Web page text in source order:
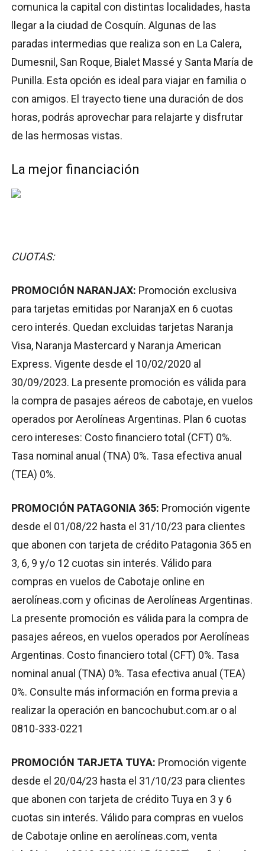
comunica la capital con distintas localidades, hasta
llegar a la ciudad de Cosquín. Algunas de las
paradas intermedias que realiza son en La Calera,
Dumesnil, San Roque, Bialet Massé y Santa María de
Punilla. Esta opción es ideal para viajar en familia o
con amigos. El trayecto tiene una duración de dos
horas, podrás aprovechar para relajarte y disfrutar
de las hermosas vistas.
La mejor financiación
CUOTAS:
PROMOCIÓN NARANJAX: Promoción exclusiva
para tarjetas emitidas por NaranjaX en 6 cuotas
cero interés. Quedan excluidas tarjetas Naranja
Visa, Naranja Mastercard y Naranja American
Express. Vigente desde el 10/02/2020 al
30/09/2023. La presente promoción es válida para
la compra de pasajes aéreos de cabotaje, en vuelos
operados por Aerolíneas Argentinas. Plan 6 cuotas
cero intereses: Costo financiero total (CFT) 0%.
Tasa nominal anual (TNA) 0%. Tasa efectiva anual
(TEA) 0%.
PROMOCIÓN PATAGONIA 365: Promoción vigente
desde el 01/08/22 hasta el 31/10/23 para clientes
que abonen con tarjeta de crédito Patagonia 365 en
3, 6, 9 y/o 12 cuotas sin interés. Válido para
compras en vuelos de Cabotaje online en
aerolíneas.com y oficinas de Aerolíneas Argentinas.
La presente promoción es válida para la compra de
pasajes aéreos, en vuelos operados por Aerolíneas
Argentinas. Costo financiero total (CFT) 0%. Tasa
nominal anual (TNA) 0%. Tasa efectiva anual (TEA)
0%. Consulte más información en forma previa a
realizar la operación en bancochubut.com.ar o al
0810-333-0221
PROMOCIÓN TARJETA TUYA: Promoción vigente
desde el 20/04/23 hasta el 31/10/23 para clientes
que abonen con tarjeta de crédito Tuya en 3 y 6
cuotas sin interés. Válido para compras en vuelos
de Cabotaje online en aerolíneas.com, venta